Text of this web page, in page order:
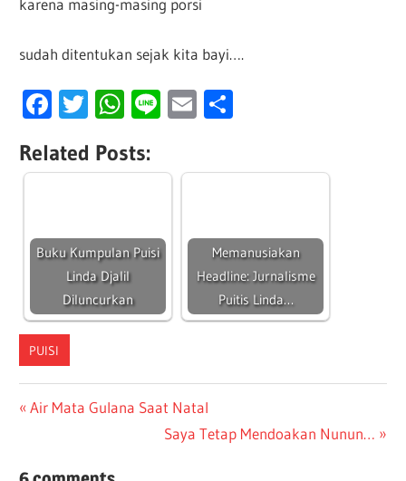
karena masing-masing porsi
sudah ditentukan sejak kita bayi….
Facebook
Twitter
WhatsApp
LineEmail
Related Posts:
Buku Kumpulan Puisi
Linda Djalil
Diluncurkan
Memanusiakan
Headline: Jurnalisme
Puitis Linda…
PUISI
Post
Previous
Air Mata Gulana Saat Natal
Next
Saya Tetap Mendoakan Nunun…